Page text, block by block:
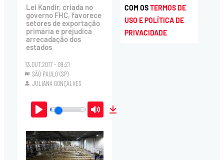
Lei Kandir, criada no
governo FHC, favorece
setores de exportação
primária e prejudica
arrecadação dos
estados
13.OUT.2017 - 09:21
SÃO PAULO (SP)
JULIANA GONÇALVES
Play Mute
COM OSTERMOS DE
USO E POLÍTICA DE
PRIVACIDADE